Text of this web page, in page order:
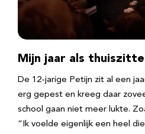
Mijn jaar als
De 12-jarige Petijn zit al een
erg gepest en kreeg daar
school gaan niet meer lukte.
“Ik voelde eigenlijk een heel